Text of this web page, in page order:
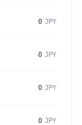
0 JPY
0 JPY
0 JPY
0 JPY